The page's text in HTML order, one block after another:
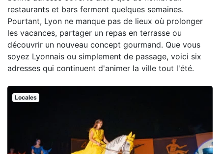
restaurants et bars ferment quelques semaines.
Pourtant, Lyon ne manque pas de lieux où prolonger
les vacances, partager un repas en terrasse ou
découvrir un nouveau concept gourmand. Que vous
soyez Lyonnais ou simplement de passage, voici six
adresses qui continuent d'animer la ville tout l'été.
Locales